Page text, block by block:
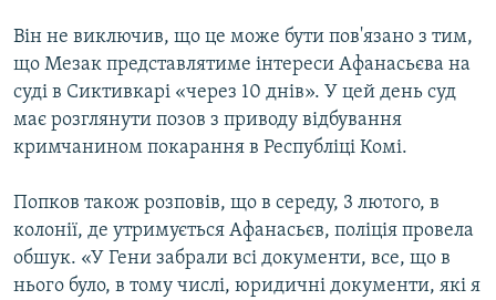
Він не виключив, що це може бути пов'язано з тим,
що Мезак представлятиме інтереси Афанасьєва на
суді в Сиктивкарі «через 10 днів». У цей день суд
має розглянути позов з приводу відбування
кримчанином покарання в Республіці Комі.
Попков також розповів, що в середу, 3 лютого, в
колонії, де утримується Афанасьєв, поліція провела
обшук. «У Гени забрали всі документи, все, що в
нього було, в тому числі, юридичні документи, які я